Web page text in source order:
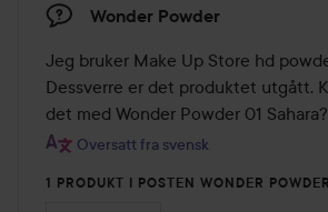
Wonder Powder
Jeg bruker Make Up Store hd
Dessverre er det produktet utgått.
det med Wonder Powder 01 Sahara?
Oversatt fra svensk
1 PRODUKT I POSTEN WONDER POWDER